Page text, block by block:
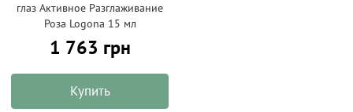
глаз Активное Разглаживание
Роза Logona 15 мл
1 763 грн
Купить